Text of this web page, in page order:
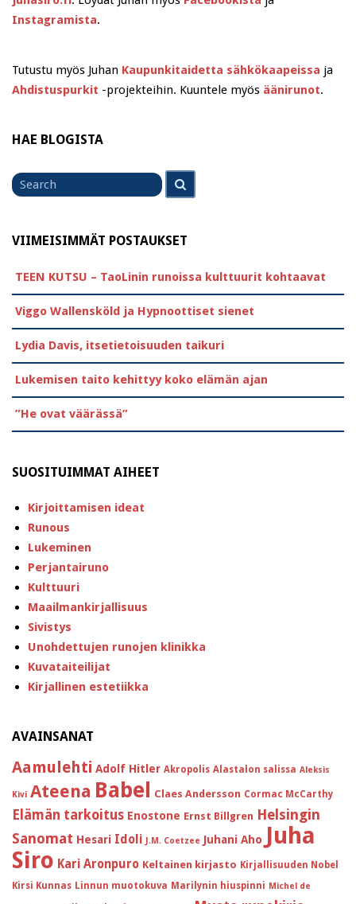
Instagramista.
Tutustu myös Juhan Kaupunkitaidetta sähkökaapeissa ja
Ahdistuspurkit -projekteihin. Kuuntele myös äänirunot.
HAE BLOGISTA
Search
for
VIIMEISIMMÄT POSTAUKSET
TEEN KUTSU – TaoLinin runoissa kulttuurit kohtaavat
Viggo Wallensköld ja Hypnoottiset sienet
Lydia Davis, itsetietoisuuden taikuri
Lukemisen taito kehittyy koko elämän ajan
”He ovat väärässä”
SUOSITUIMMAT AIHEET
Kirjoittamisen ideat
Runous
Lukeminen
Perjantairuno
Kulttuuri
Maailmankirjallisuus
Sivistys
Unohdettujen runojen klinikka
Kuvataiteilijat
Kirjallinen estetiikka
AVAINSANAT
Aamulehti Adolf Hitler Akropolis Alastalon salissa Aleksis
Kivi Ateena Babel Claes Andersson Cormac McCarthy
Elämän tarkoitus Enostone Ernst Billgren Helsingin
Sanomat Hesari Idoli J.M. Coetzee Juhani Aho Juha
Siro Kari Aronpuro Keltainen kirjasto Kirjallisuuden Nobel
Kirsi Kunnas Linnun muotokuva Marilynin hiuspinni Michel de